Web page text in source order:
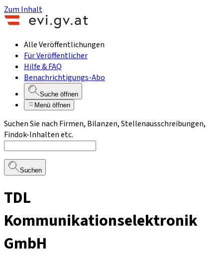
Zum Inhalt
Alle Veröffentlichungen
Für Veröffentlicher
Hilfe & FAQ
Benachrichtigungs-Abo
Suche öffnen
Menü öffnen
Suchen Sie nach Firmen, Bilanzen, Stellenausschreibungen,
Findok-Inhalten etc.
Suchen
TDL
Kommunikationselektronik
GmbH